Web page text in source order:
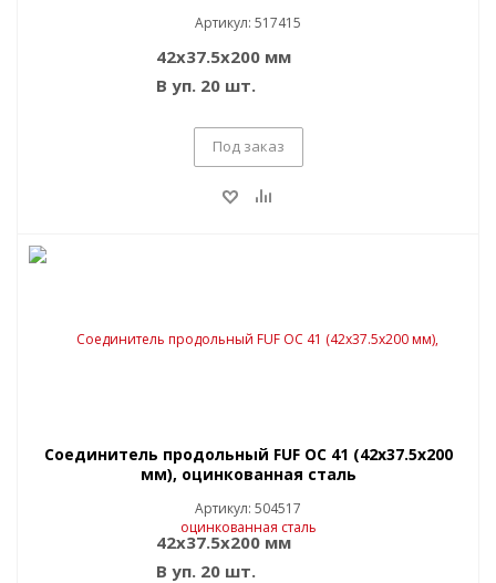
Артикул: 517415
42x37.5x200 мм
В уп. 20 шт.
Под заказ
Соединитель продольный FUF OC 41 (42x37.5x200
мм), оцинкованная сталь
Артикул: 504517
42x37.5x200 мм
В уп. 20 шт.